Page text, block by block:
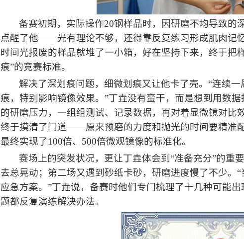
备赛初期，实际操作20钢样品时， 因研磨不均导致的
点醒了他——光有理论不够，还得靠反复练习形成肌肉记
时间光报废的样品就堆了一小箱，好在坚持下来，终于把
痕”的竞赛标准。
解决了深划痕问题，细微划痕又让他卡了壳。“连续
痕，特别影响镜像效果。”丁垚没有蛮干，而是想到用数
的研磨压力，一组组测试、记录数据，再对着显微镜对比
终于摸清了门道——原来预磨的力度和抛光的时间要精准
最终实现了100倍、500倍微观镜像的标准化。
赛场上的突发状况，更让丁垚体会到“准备充分”的重
去总晃动；第二场又遇到砂纸卡砂，研磨进度慢了不少。
应急方案。”丁垚说，备赛时他们专门梳理了十几种可能
题都反复演练解决办法。